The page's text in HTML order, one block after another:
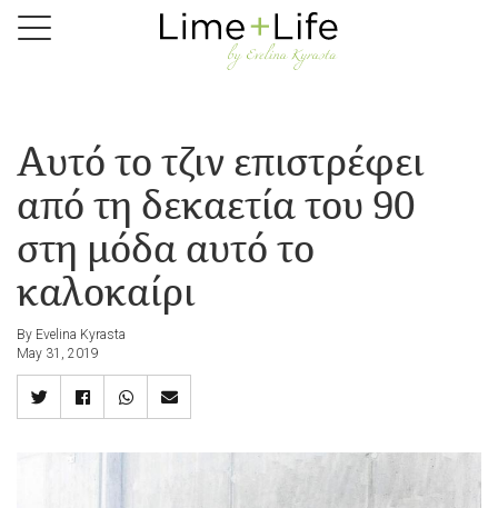
Skip
to
Αυτό το τζιν επιστρέφει
από τη δεκαετία του 90
στη μόδα αυτό το
καλοκαίρι
By Evelina Kyrasta
May 31, 2019